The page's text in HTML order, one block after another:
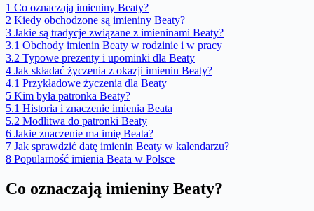
1 Co oznaczają imieniny Beaty?
2 Kiedy obchodzone są imieniny Beaty?
3 Jakie są tradycje związane z imieninami Beaty?
3.1 Obchody imienin Beaty w rodzinie i w pracy
3.2 Typowe prezenty i upominki dla Beaty
4 Jak składać życzenia z okazji imienin Beaty?
4.1 Przykładowe życzenia dla Beaty
5 Kim była patronka Beaty?
5.1 Historia i znaczenie imienia Beata
5.2 Modlitwa do patronki Beaty
6 Jakie znaczenie ma imię Beata?
7 Jak sprawdzić datę imienin Beaty w kalendarzu?
8 Popularność imienia Beata w Polsce
Co oznaczają imieniny Beaty?